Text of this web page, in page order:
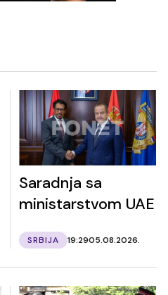
Saradnja sa
ministarstvom UAE
SRBIJA 19:2905.08.2026.